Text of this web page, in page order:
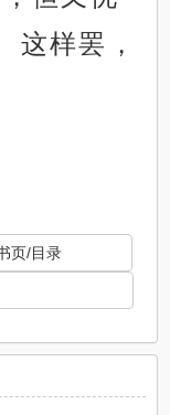
这样罢，
页/目录